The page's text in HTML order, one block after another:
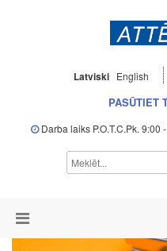
Latviski English
PASŪTIET
Darba laiks P.O.T.C.Pk. 9:00